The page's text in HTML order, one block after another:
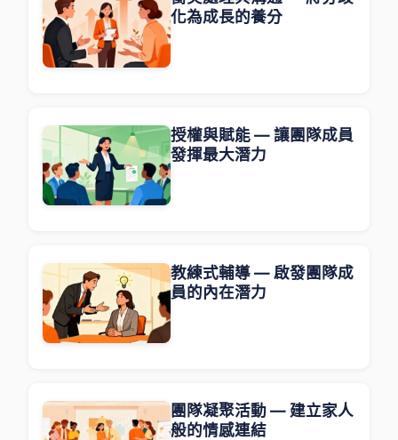
化為成長的養分
授權與賦能 — 讓團隊成員
發揮最大潛力
教練式輔導 — 啟發團隊成
員的內在潛力
團隊凝聚活動 — 建立家人
般的情感連結